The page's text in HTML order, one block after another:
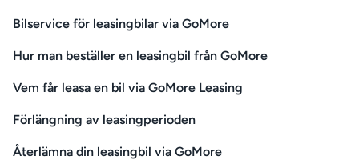
Bilservice för leasingbilar via GoMore
Hur man beställer en leasingbil från GoMore
Vem får leasa en bil via GoMore Leasing
Förlängning av leasingperioden
Återlämna din leasingbil via GoMore